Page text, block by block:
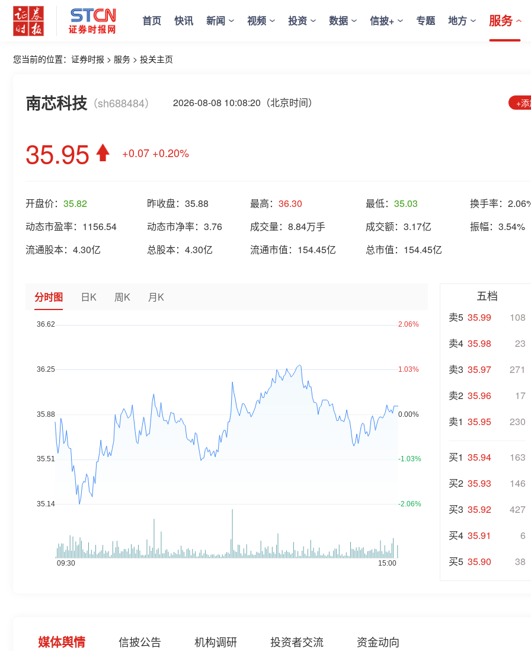
首页 快讯 新闻 视频 投资 数据 信披+ 专题 地方 服务
您当前的位置： 证券时报 > 服务 > 投关主页
南芯科技 （sh688484） 2026-08-08 10:08:20（北京时间） +
35.95 +0.07 +0.20%
开盘价： 35.82 昨收盘： 35.88 最高： 36.30 最低： 35.03 换手率：
动态市盈率： 1156.54 动态市净率： 3.76 成交量： 8.84万手 成交额： 3.17亿 振幅： 3.54%
流通股本： 4.30亿 总股本： 4.30亿 流通市值： 154.45亿 总市值： 154.45亿
分时图 日K 周K 月K 五档
卖5 35.99
108
卖4 35.98
23
卖3 35.97
271
卖2 35.96
17
卖1 35.95 230
买1 35.94
163
买2 35.93
146
买3 35.92
427
买4 35.91
6
买5 35.90 38
媒体舆情 信披公告 机构调研 投资者交流 资金动向